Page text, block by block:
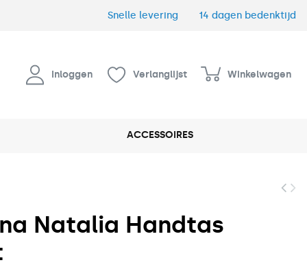
Snelle levering 14 dagen bedenktijd
Inloggen Verlanglijst Winkelwagen
ACCESSOIRES
Natalia Handtas